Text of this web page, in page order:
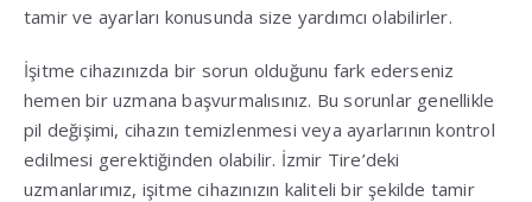
tamir ve ayarları konusunda size yardımcı olabilirler.
İşitme cihazınızda bir sorun olduğunu fark ederseniz
hemen bir uzmana başvurmalısınız. Bu sorunlar genellikle
pil değişimi, cihazın temizlenmesi veya ayarlarının kontrol
edilmesi gerektiğinden olabilir. İzmir Tire’deki
uzmanlarımız, işitme cihazınızın kaliteli bir şekilde tamir